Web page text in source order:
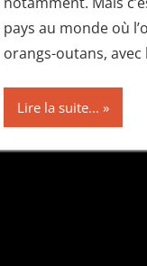
pays au monde où
orangs-outans, avec
Lire la suite...